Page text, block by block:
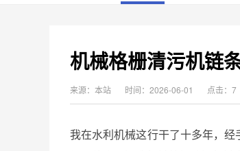
机械格栅清污机链
来源：本站 时间：2026-06-01 点击：7
我在水利机械这行干了十多年，